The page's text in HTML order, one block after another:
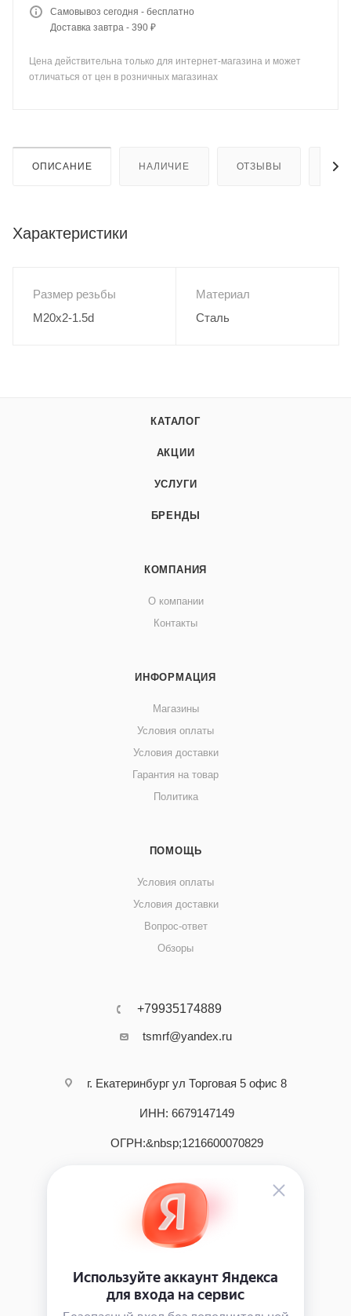
Самовывоз сегодня - бесплатно
Доставка завтра - 390 ₽
Цена действительна только для интернет-магазина и может
отличаться от цен в розничных магазинах
ОПИСАНИЕ НАЛИЧИЕ ОТЗЫВЫ
Характеристики
Размер резьбы
M20x2-1.5d
Материал
Сталь
КАТАЛОГ
АКЦИИ
УСЛУГИ
БРЕНДЫ
КОМПАНИЯ
О компании
Контакты
ИНФОРМАЦИЯ
Магазины
Условия оплаты
Условия доставки
Гарантия на товар
Политика
ПОМОЩЬ
Условия оплаты
Условия доставки
Вопрос-ответ
Обзоры
+79935174889
tsmrf@yandex.ru
г. Екатеринбург ул Торговая 5 офис 8
ИНН: 6679147149
ОГРН:&nbsp;1216600070829
2026 © интернет - магазин инструмента